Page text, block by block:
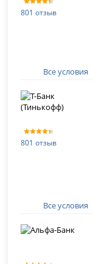
801 отзыв
Все условия
801 отзыв
Все условия